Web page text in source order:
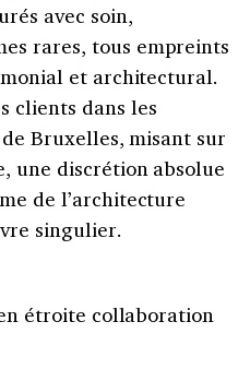
avec soin,
rares, tous empreints
et architectural.
clients dans les
Bruxelles, misant sur
une discrétion absolue
de l’architecture
singulier.
étroite collaboration